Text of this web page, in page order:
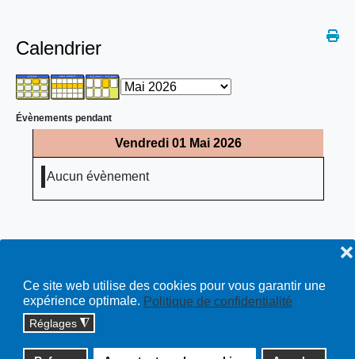
Ce site web utilise des cookies pour vous garantir une
expérience optimale. Politique de confidentialité
Réglages ◮
❌
Calendrier
Évènements pendant
Vendredi 01 Mai 2026
Aucun évènement
Copyright © 2026 cossonay.ch - tous droits réservés | site :